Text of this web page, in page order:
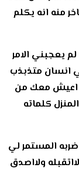
وبتفاخر منه انه يكلم
يعجبني الامر
انسان متذبذب
اعيش معك من
كلماته
المستمر لي
ولااصدق